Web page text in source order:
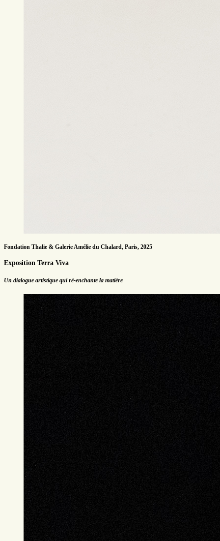
Fondation Thalie & Galerie Amélie du Chalard, Paris, 2025
Exposition Terra Viva
Un dialogue artistique qui ré-enchante la matière